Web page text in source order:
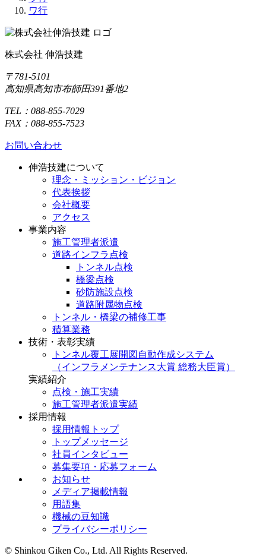
ワ行
株式会社 伸浩技建
〒781-5101
高知県高知市布師田391番地2
TEL：088-855-7029
FAX：088-855-7523
お問い合わせ
伸浩技建について
理念・ミッション・ビジョン
代表挨拶
会社概要
アクセス
事業内容
施工管理者派遣
道路インフラ点検
トンネル点検
橋梁点検
砂防施設点検
道路附属物点検
トンネル・橋梁の補修工事
積算業務
技術・表彰実績
トンネル覆工展開図自動作成システム
（インフラメンテナンス大賞 総務大臣賞）
実績紹介
点検・施工実績
施工管理者派遣実績
採用情報
採用情報トップ
トップメッセージ
社員インタビュー
募集要項・応募フォーム
お知らせ
メディア掲載情報
用語集
機械の豆知識
プライバシーポリシー
© Shinkou Giken Co., Ltd. All Rights Reserved.